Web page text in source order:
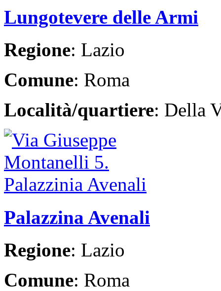
Lungotevere delle Armi
Regione: Lazio
Comune: Roma
Località/quartiere: Della
Palazzina Avenali
Regione: Lazio
Comune: Roma